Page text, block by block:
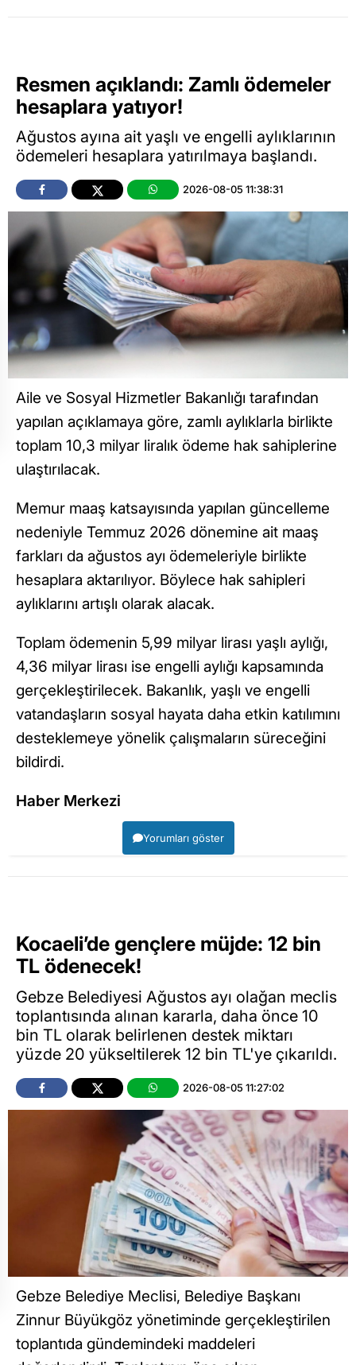
Resmen açıklandı: Zamlı ödemeler
hesaplara yatıyor!
Ağustos ayına ait yaşlı ve engelli aylıklarının
ödemeleri hesaplara yatırılmaya başlandı.
2026-08-05 11:38:31
Aile ve Sosyal Hizmetler Bakanlığı tarafından
yapılan açıklamaya göre, zamlı aylıklarla birlikte
toplam 10,3 milyar liralık ödeme hak sahiplerine
ulaştırılacak.
Memur maaş katsayısında yapılan güncelleme
nedeniyle Temmuz 2026 dönemine ait maaş
farkları da ağustos ayı ödemeleriyle birlikte
hesaplara aktarılıyor. Böylece hak sahipleri
aylıklarını artışlı olarak alacak.
Toplam ödemenin 5,99 milyar lirası yaşlı aylığı,
4,36 milyar lirası ise engelli aylığı kapsamında
gerçekleştirilecek. Bakanlık, yaşlı ve engelli
vatandaşların sosyal hayata daha etkin katılımını
desteklemeye yönelik çalışmaların süreceğini
bildirdi.
Haber Merkezi
Yorumları göster
Kocaeli’de gençlere müjde: 12 bin
TL ödenecek!
Gebze Belediyesi Ağustos ayı olağan meclis
toplantısında alınan kararla, daha önce 10
bin TL olarak belirlenen destek miktarı
yüzde 20 yükseltilerek 12 bin TL'ye çıkarıldı.
2026-08-05 11:27:02
Gebze Belediye Meclisi, Belediye Başkanı
Zinnur Büyükgöz yönetiminde gerçekleştirilen
toplantıda gündemindeki maddeleri